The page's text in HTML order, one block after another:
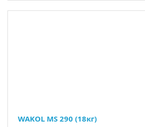
WAKOL MS 290 (18кг)